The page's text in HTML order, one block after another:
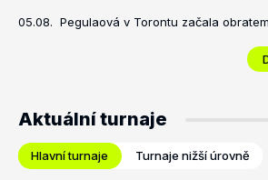
05.08. Pegulaová v Torontu začala obratem
Aktuální turnaje
Hlavní turnaje Turnaje nižší úrovně